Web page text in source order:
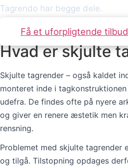
Tagrendo har begge dele.
Få et uforpligtende tilbud
Hvad er skjulte
Skjulte tagrender – også kaldet
monteret inde i
udefra. De findes ofte på nyere
og giver en renere æstetik men
rensning.
Problemet med skjulte tagrender
og tilgå. Tilstopning opdages